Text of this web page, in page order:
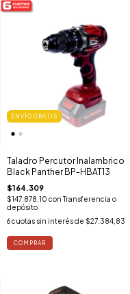
ENVÍO GRATIS
Taladro Percutor Inalambrico
Black Panther BP-HBAT13
$164.309
$147.878,10 con Transferencia o
depósito
6cuotas sin interés de $27.384,83